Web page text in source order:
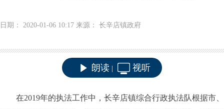
日期： 2020-01-06 10:17 来源： 长辛店镇政府
朗读 视听
在2019年的执法工作中，长辛店镇综合行政执法队根据市、